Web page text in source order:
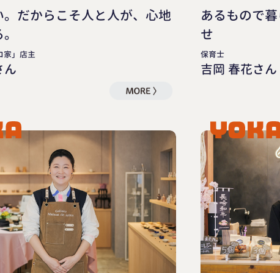
。だからこそ人と人が、心地
家」店主
ん
あるもので
せ
保育士
吉岡 春花さん